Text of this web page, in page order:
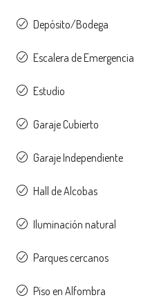
Depósito/Bodega
Escalera de Emergencia
Estudio
Garaje Cubierto
Garaje Independiente
Hall de Alcobas
Iluminación natural
Parques cercanos
Piso en Alfombra